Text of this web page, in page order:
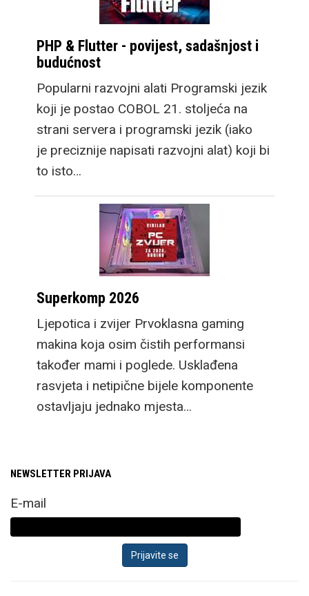
PHP & Flutter - povijest, sadašnjost i
budućnost
Popularni razvojni alati Programski jezik
koji je postao COBOL 21. stoljeća na
strani servera i programski jezik (iako
je preciznije napisati razvojni alat) koji bi
to isto…
Superkomp 2026
Ljepotica i zvijer Prvoklasna gaming
makina koja osim čistih performansi
također mami i poglede. Usklađena
rasvjeta i netipične bijele komponente
ostavljaju jednako mjesta…
NEWSLETTER PRIJAVA
E-mail